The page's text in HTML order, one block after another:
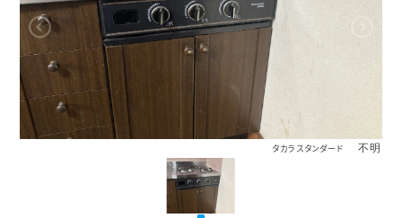
タカラスタンダード 不明